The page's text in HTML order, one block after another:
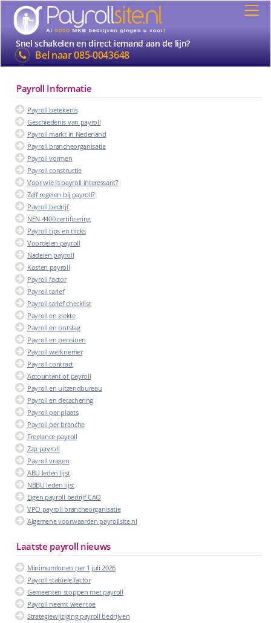
Snel schakelen en direct iemand aan de lijn?
Bel naar085-0043648
Payroll Informatie
Payroll betekenis
Geschiedenis van payroll
Payroll markt in Nederland
Payroll brancheorganisatie
Payroll vormen
Payroll constructie
Voor wie is payroll interessant?
Zelf regelen bij payroll?
Payroll bedrijf
NEN 4400 certificering
Payroll tips en tricks
Voordelen payroll
Nadelen payroll
Kosten payroll
Payroll factor
Payroll tarief
Payroll tarief checklist
Payroll en ziekte
Payroll en ontslag
Payroll en pensioen
Payroll werknemer
Payroll contract
Accountant of payroll
Payroll en uitzendbureau
Payroll en detachering
Payroll per plaats
Payroll per branche
Freelance payroll
Zzp payroll
Payroll vragen
ABU leden lijst
NBBU leden lijst
Eigen payroll bedrijf CAO
VPO payroll brancheorganisatie
Algemene voorwaarden payrollsite.nl
Laatste payroll nieuws
Minimumlonen per 1 juli 2026
Payroll stabiele factor
Gemeenten stoppen met payroll
Payroll neemt weer toe
Strategiewijziging payroll bedrijven